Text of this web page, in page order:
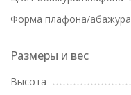
Форма плафона/абажура
Размеры и вес
Высота